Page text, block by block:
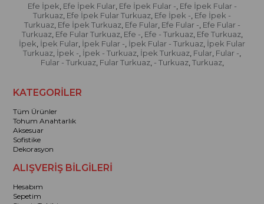
Efe İpek Efe İpek Fular, Efe İpek Fular - Efe İpek Fular -
Turkuaz Efe İpek Fular Turkuaz Efe İpek - Efe İpek -
Turkuaz, Efe İpek Turkuaz, Efe Fular, Efe Fular - Efe Fular -
Turkuaz, Efe Fular Turkuaz, Efe - Efe - Turkuaz, Efe Turkuaz,
İpek İpek Fular İpek Fular - İpek Fular - Turkuaz İpek Fular
Turkuaz İpek - İpek - Turkuaz İpek Turkuaz Fular Fular -
Fular - Turkuaz, Fular Turkuaz, - Turkuaz, Turkuaz,
KATEGORİLER
Tüm Ürünler
Tohum Anahtarlık
Aksesuar
Sofistike
Dekorasyon
ALIŞVERİŞ BİLGİLERİ
Hesabım
Sepetim